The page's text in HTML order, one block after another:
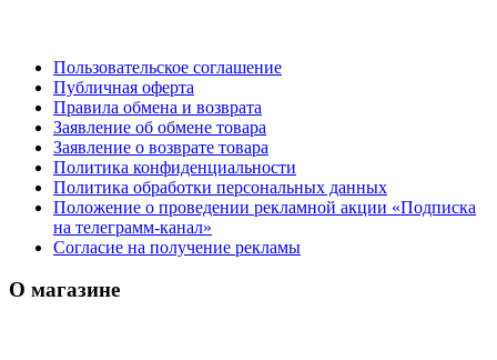
Пользовательское соглашение
Публичная оферта
Правила обмена и возврата
Заявление об обмене товара
Заявление о возврате товара
Политика конфиденциальности
Политика обработки персональных данных
Положение о проведении рекламной акции «Подписка
на телеграмм-канал»
Согласие на получение рекламы
О магазине